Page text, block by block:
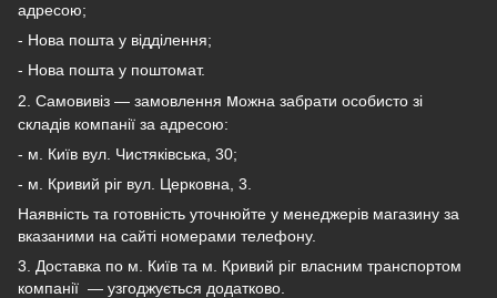
адресою;
- Нова пошта у відділення;
- Нова пошта у поштомат.
2. Самовивіз — замовлення можна забрати особисто зі
складів компанії за адресою:
- м. Київ вул. Чистяківська, 30;
- м. Кривий ріг вул. Церковна, 3.
Наявність та готовність уточнюйте у менеджерів магазину за
вказаними на сайті номерами телефону.
3. Доставка по м. Київ та м. Кривий ріг власним транспортом
компанії — узгоджується додатково.